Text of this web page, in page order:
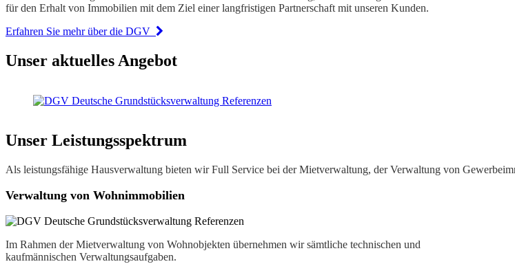
für den Erhalt von Immobilien mit dem Ziel einer langfristigen Partnerschaft mit unseren Kunden.
Erfahren Sie mehr über die DGV
Unser aktuelles Angebot
Unser Leistungsspektrum
Als leistungsfähige Hausverwaltung bieten wir Full Service bei der Mietverwaltung, der Verwaltung von
Verwaltung von Wohnimmobilien
Im Rahmen der Mietverwaltung von Wohnobjekten übernehmen wir sämtliche technischen und
kaufmännischen Verwaltungsaufgaben.